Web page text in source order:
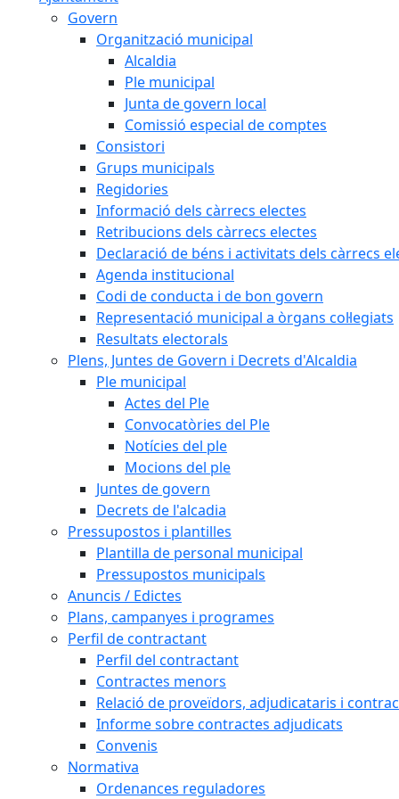
Govern
Organització municipal
Alcaldia
Ple municipal
Junta de govern local
Comissió especial de comptes
Consistori
Grups municipals
Regidories
Informació dels càrrecs electes
Retribucions dels càrrecs electes
Declaració de béns i activitats dels càrrecs
Agenda institucional
Codi de conducta i de bon govern
Representació municipal a òrgans col·legiats
Resultats electorals
Plens, Juntes de Govern i Decrets d'Alcaldia
Ple municipal
Actes del Ple
Convocatòries del Ple
Notícies del ple
Mocions del ple
Juntes de govern
Decrets de l'alcadia
Pressupostos i plantilles
Plantilla de personal municipal
Pressupostos municipals
Anuncis / Edictes
Plans, campanyes i programes
Perfil de contractant
Perfil del contractant
Contractes menors
Relació de proveïdors, adjudicataris i
Informe sobre contractes adjudicats
Convenis
Normativa
Ordenances reguladores